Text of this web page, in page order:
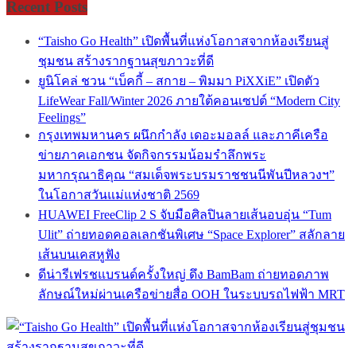
Recent Posts
“Taisho Go Health” เปิดพื้นที่แห่งโอกาสจากห้องเรียนสู่
ชุมชน สร้างรากฐานสุขภาวะที่ดี
ยูนิโคล่ ชวน “เบ็คกี้ – สกาย – พิมมา PiXXiE” เปิดตัว
LifeWear Fall/Winter 2026 ภายใต้คอนเซปต์ “Modern City
Feelings”
กรุงเทพมหานคร ผนึกกำลัง เดอะมอลล์ และภาคีเครือ
ข่ายภาคเอกชน จัดกิจกรรมน้อมรำลึกพระ
มหากรุณาธิคุณ “สมเด็จพระบรมราชชนนีพันปีหลวงฯ”
ในโอกาสวันแม่แห่งชาติ 2569
HUAWEI FreeClip 2 S จับมือศิลปินลายเส้นอบอุ่น “Tum
Ulit” ถ่ายทอดคอลเลกชันพิเศษ “Space Explorer” สลักลาย
เส้นบนเคสหูฟัง
ดีน่ารีเฟรชแบรนด์ครั้งใหญ่ ดึง BamBam ถ่ายทอดภาพ
ลักษณ์ใหม่ผ่านเครือข่ายสื่อ OOH ในระบบรถไฟฟ้า MRT